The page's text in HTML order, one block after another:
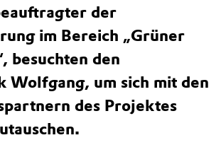
der
im Bereich „Grüner
besuchten den
Wolfgang, um sich mit den
des Projektes